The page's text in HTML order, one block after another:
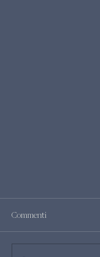
Commenti